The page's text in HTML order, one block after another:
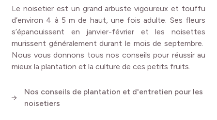
Le noisetier est un grand arbuste vigoureux et touffu
d’environ 4 à 5 m de haut, une fois adulte. Ses fleurs
s’épanouissent en janvier-février et les noisettes
murissent généralement durant le mois de septembre.
Nous vous donnons tous nos conseils pour réussir au
mieux la plantation et la culture de ces petits fruits.
Nos conseils de plantation et d'entretien pour les
noisetiers